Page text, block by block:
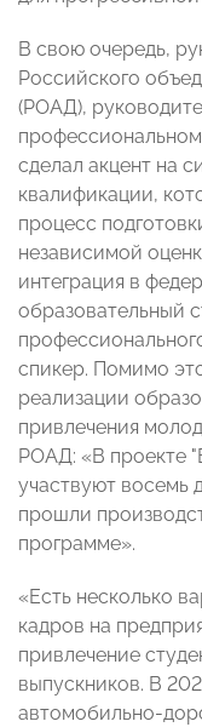
В свою очередь,
Российского
(РОАД),
сделал акцент на
квалификации,
процесс
независимой
интеграция в
образовательный
спикер. Помимо
реализации
привлечения
РОАД: «В проекте
участвуют восемь
прошли
программе».
«Есть несколько
кадров на
привлечение
выпускников. В
автомобильно-